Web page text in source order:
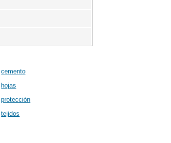
cemento
hojas
protección
tejidos